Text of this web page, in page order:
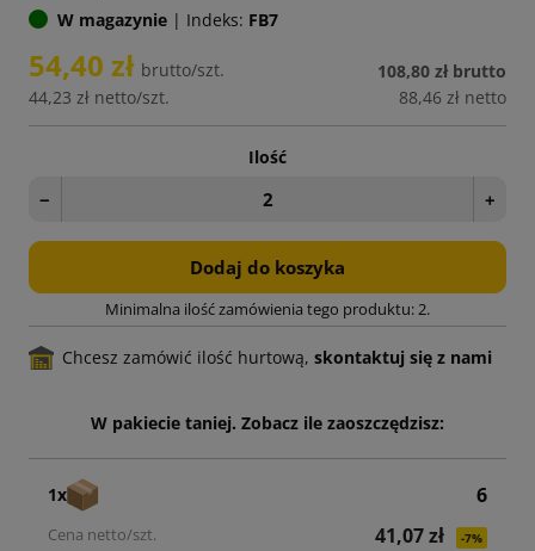
W magazynie | Indeks: FB7
54,40 zł brutto/szt.
44,23 zł netto/szt.
108,80 zł brutto
88,46 zł netto
Ilość
− +
Dodaj do koszyka
Minimalna ilość zamówienia tego produktu: 2.
Chcesz zamówić ilość hurtową, skontaktuj się z nami
W pakiecie taniej. Zobacz ile zaoszczędzisz:
1x
6
41,07 zł
-7%